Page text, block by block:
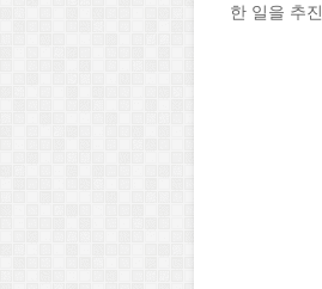
한 일을 추